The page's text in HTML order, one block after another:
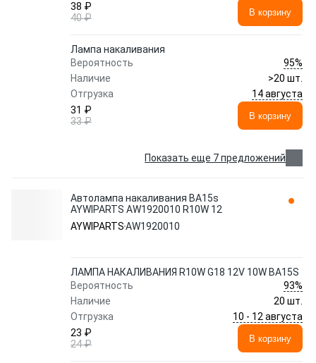
38 ₽
40 ₽
В корзину
Лампа накаливания
Вероятность
95%
Наличие
>20 шт.
Отгрузка
14 августа
31 ₽
33 ₽
В корзину
Показать еще 7 предложений
Автолампа накаливания BA15s
AYWIPARTS AW1920010 R10W 12
AYWIPARTSAW1920010
ЛАМПА НАКАЛИВАНИЯ R10W G18 12V 10W BA15S
Вероятность
93%
Наличие
20 шт.
Отгрузка
10 - 12 августа
23 ₽
24 ₽
В корзину